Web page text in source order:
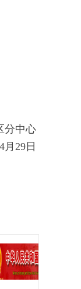
分中心
月29日